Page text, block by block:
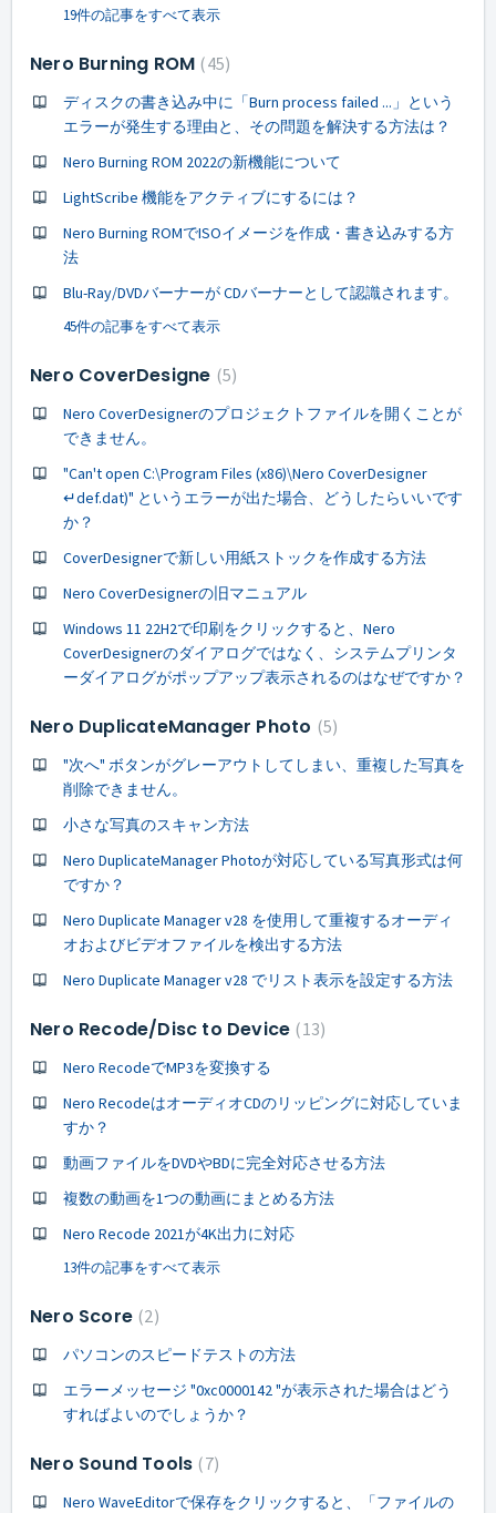
19件の記事をすべて表示
Nero Burning ROM 45
ディスクの書き込み中に「Burn process failed ...」という
エラーが発生する理由と、その問題を解決する方法は？
Nero Burning ROM 2022の新機能について
LightScribe 機能をアクティブにするには？
Nero Burning ROMでISOイメージを作成・書き込みする方
法
Blu-Ray/DVDバーナーが CDバーナーとして認識されます。
45件の記事をすべて表示
Nero CoverDesigne 5
Nero CoverDesignerのプロジェクトファイルを開くことが
できません。
"Can't open C:\Program Files (x86)\Nero CoverDesigner
↵def.dat)" というエラーが出た場合、どうしたらいいです
か？
CoverDesignerで新しい用紙ストックを作成する方法
Nero CoverDesignerの旧マニュアル
Windows 11 22H2で印刷をクリックすると、Nero
CoverDesignerのダイアログではなく、システムプリンタ
ーダイアログがポップアップ表示されるのはなぜですか？
Nero DuplicateManager Photo 5
"次へ" ボタンがグレーアウトしてしまい、重複した写真を
削除できません。
小さな写真のスキャン方法
Nero DuplicateManager Photoが対応している写真形式は何
ですか？
Nero Duplicate Manager v28 を使用して重複するオーディ
オおよびビデオファイルを検出する方法
Nero Duplicate Manager v28 でリスト表示を設定する方法
Nero Recode/Disc to Device 13
Nero RecodeでMP3を変換する
Nero RecodeはオーディオCDのリッピングに対応していま
すか？
動画ファイルをDVDやBDに完全対応させる方法
複数の動画を1つの動画にまとめる方法
Nero Recode 2021が4K出力に対応
13件の記事をすべて表示
Nero Score 2
パソコンのスピードテストの方法
エラーメッセージ "0xc0000142 "が表示された場合はどう
すればよいのでしょうか？
Nero Sound Tools 7
Nero WaveEditorで保存をクリックすると、「ファイルの